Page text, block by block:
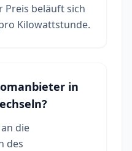
Preis beläuft sich
Kilowattstunde.
in
die
des